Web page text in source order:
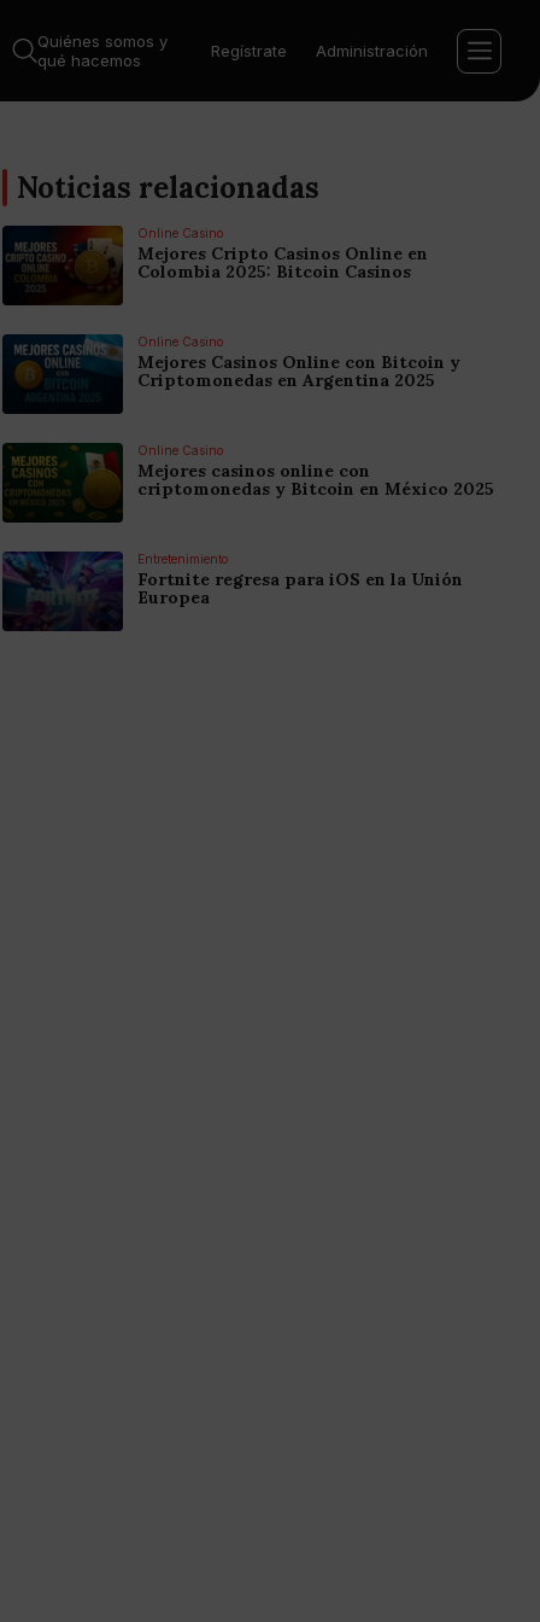
Quiénes somos y
qué hacemos
Regístrate Administración
Noticias relacionadas
Online Casino
Mejores Cripto Casinos Online en
Colombia 2025: Bitcoin Casinos
Online Casino
Mejores Casinos Online con Bitcoin y
Criptomonedas en Argentina 2025
Online Casino
Mejores casinos online con
criptomonedas y Bitcoin en México 2025
Entretenimiento
Fortnite regresa para iOS en la Unión
Europea